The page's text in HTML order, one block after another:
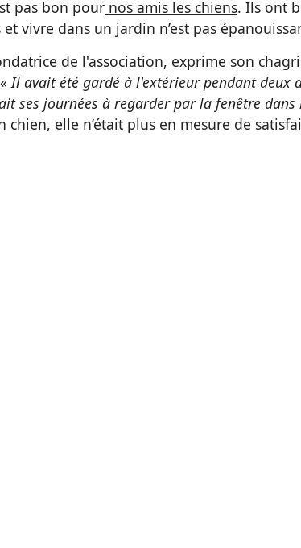
pas bon pour nos amis les chiens. Ils ont
vivre dans un jardin n’est pas
de l'association, exprime son
Il avait été gardé à l'extérieur pendant deux
ses journées à regarder par la fenêtre dans
chien, elle n’était plus en mesure de